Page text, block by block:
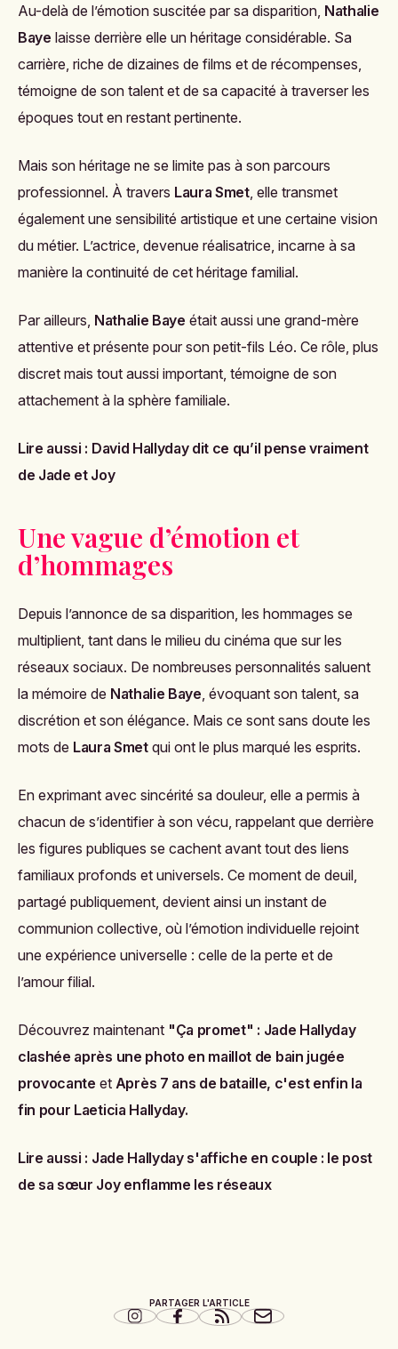
Au-delà de l’émotion suscitée par sa disparition, Nathalie
Baye laisse derrière elle un héritage considérable. Sa
carrière, riche de dizaines de films et de récompenses,
témoigne de son talent et de sa capacité à traverser les
époques tout en restant pertinente.
Mais son héritage ne se limite pas à son parcours
professionnel. À travers Laura Smet, elle transmet
également une sensibilité artistique et une certaine vision
du métier. L’actrice, devenue réalisatrice, incarne à sa
manière la continuité de cet héritage familial.
Par ailleurs, Nathalie Baye était aussi une grand-mère
attentive et présente pour son petit-fils Léo. Ce rôle, plus
discret mais tout aussi important, témoigne de son
attachement à la sphère familiale.
Lire aussi : David Hallyday dit ce qu’il pense vraiment
de Jade et Joy
Une vague d’émotion et
d’hommages
Depuis l’annonce de sa disparition, les hommages se
multiplient, tant dans le milieu du cinéma que sur les
réseaux sociaux. De nombreuses personnalités saluent
la mémoire de Nathalie Baye, évoquant son talent, sa
discrétion et son élégance. Mais ce sont sans doute les
mots de Laura Smetqui ont le plus marqué les esprits.
En exprimant avec sincérité sa douleur, elle a permis à
chacun de s’identifier à son vécu, rappelant que derrière
les figures publiques se cachent avant tout des liens
familiaux profonds et universels. Ce moment de deuil,
partagé publiquement, devient ainsi un instant de
communion collective, où l’émotion individuelle rejoint
une expérience universelle : celle de la perte et de
l’amour filial.
Découvrez maintenant "Ça promet" : Jade Hallyday
clashée après une photo en maillot de bain jugée
provocante et Après 7 ans de bataille, c'est enfin la
fin pour Laeticia Hallyday.
Lire aussi : Jade Hallyday s'affiche en couple : le post
de sa sœur Joy enflamme les réseaux
PARTAGER L'ARTICLE